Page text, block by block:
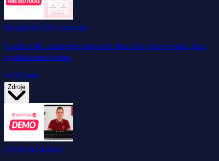
Bezplatné SEO nástroje
Vložte URL a získejte odpověď. Bez účtu, bez e-mailu, bez
vyskakovacích oken.
MCPCeník
Zdroje
DEMO & Školení